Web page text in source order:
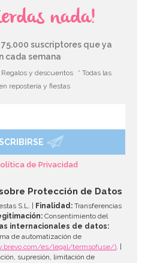
Maxi
AÑADIR
nada!
suscriptores que ya
cada semana
Regalos y descuentos
* Todas las
repostería y fiestas
de Privacidad
Protección de Datos
S.L. | Finalidad: Transferencias
Consentimiento del
internacionales de datos:
de automatización de
es/legal/termsofuse/). |
supresión, limitación de